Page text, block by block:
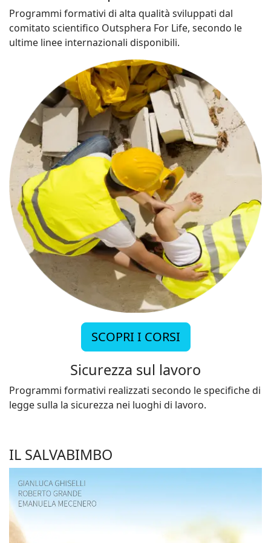
Programmi formativi di alta qualità sviluppati dal
comitato scientifico Outsphera For Life, secondo le
ultime linee internazionali disponibili.
SCOPRI I CORSI
Sicurezza sul lavoro
Programmi formativi realizzati secondo le specifiche di
legge sulla la sicurezza nei luoghi di lavoro.
IL SALVABIMBO